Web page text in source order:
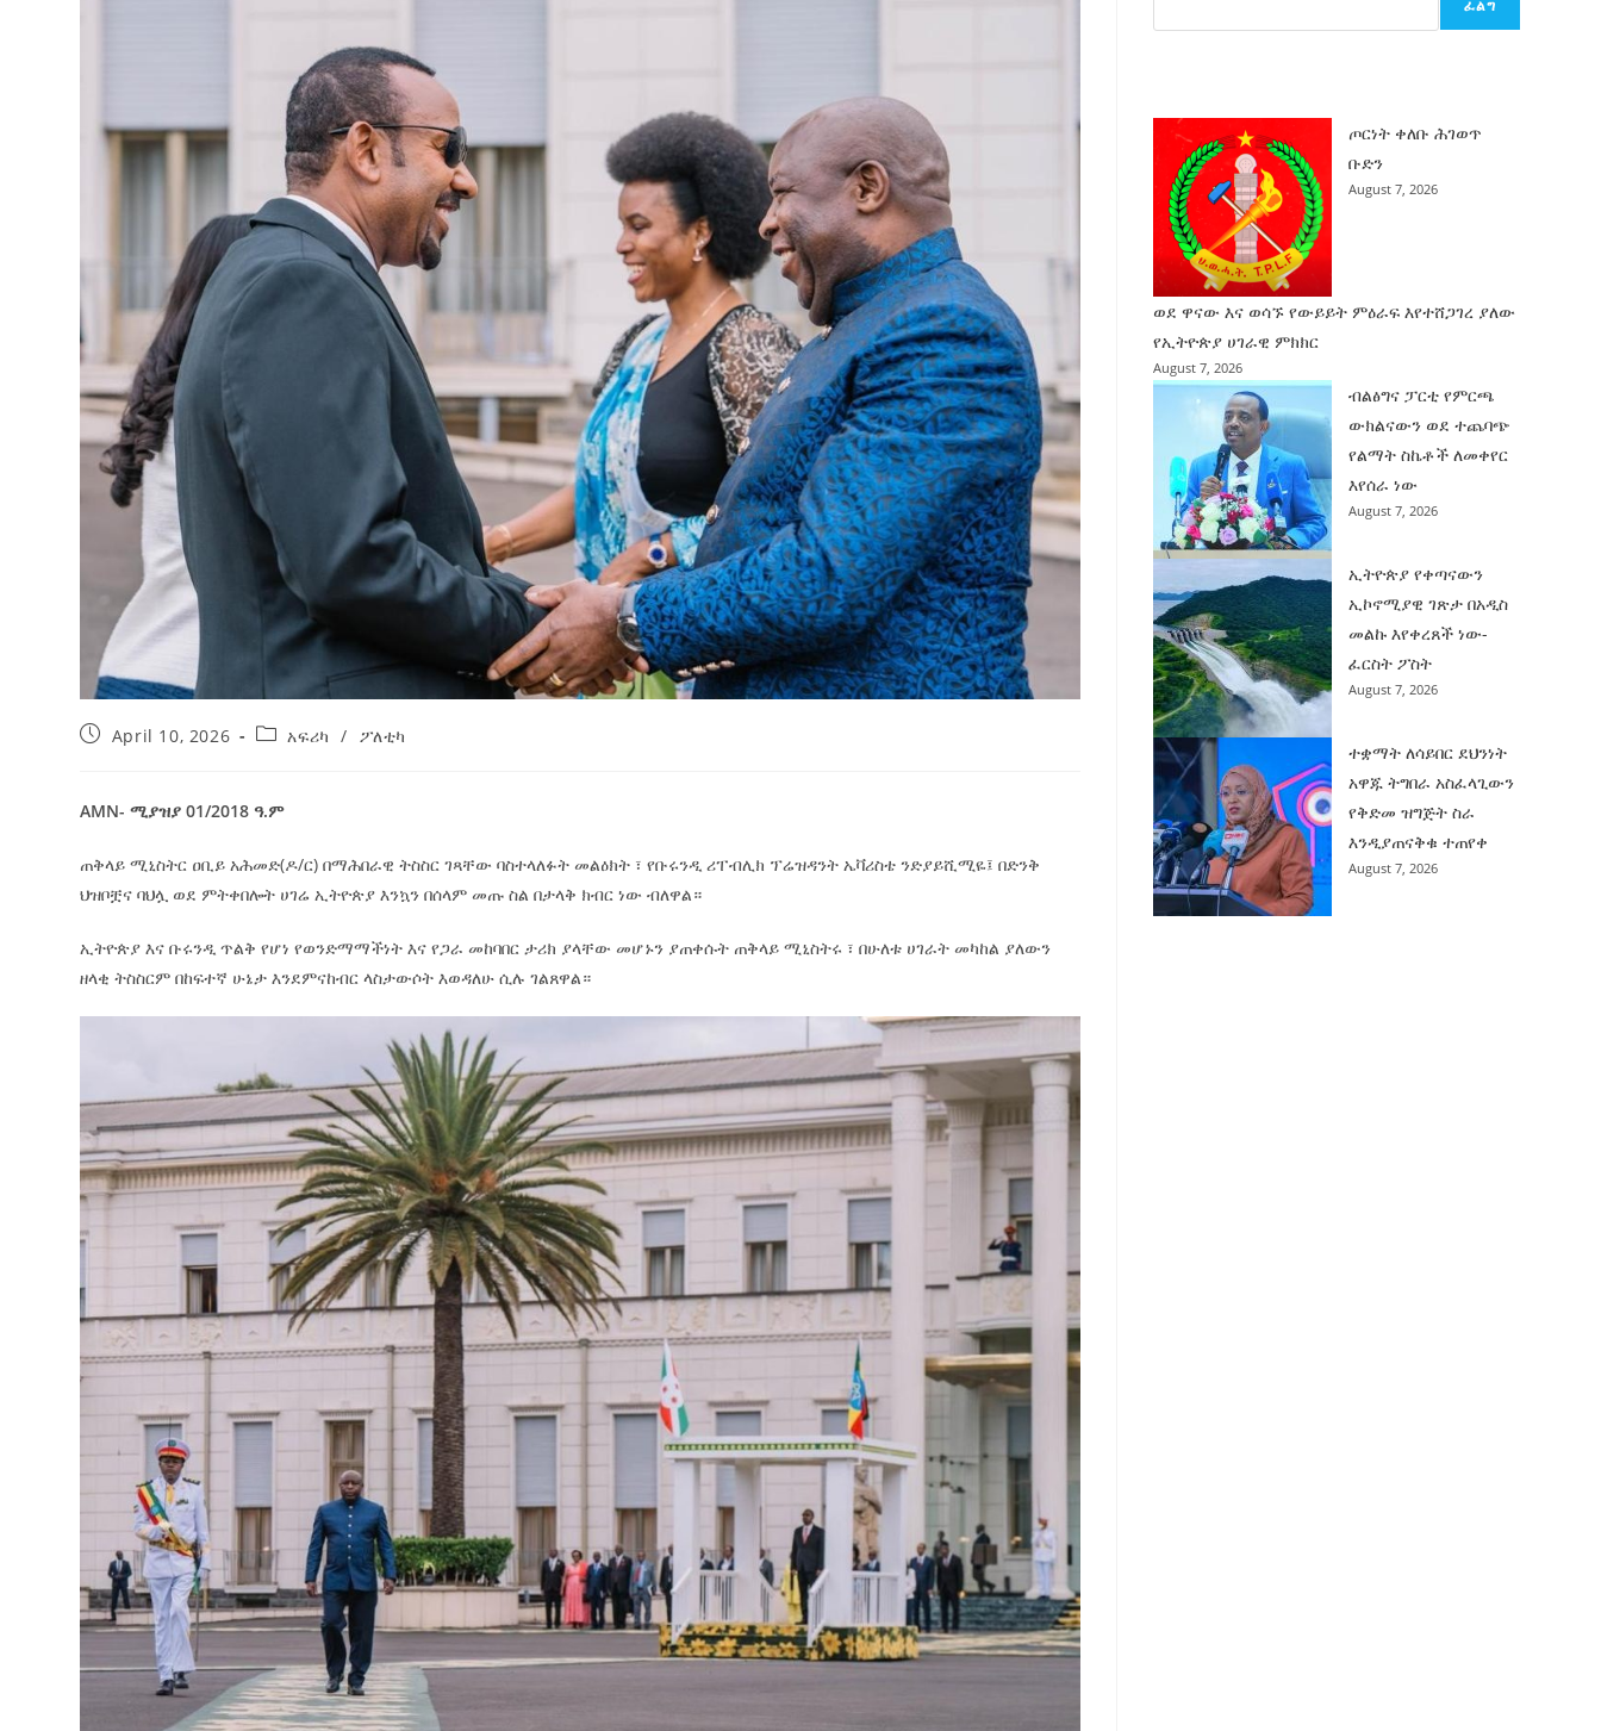
ብልፅግና ፓርቲ የምርጫ ውክልናውን ወደ
ተጨባጭ የልማት ስኬቶች ለመቀየር እየሰራ ነው
August 7, 2026
2ኛው የአዲስ ሚዲያ ኔትዎርክ አመራሮች እና
ሠራተኞች ስፖርት ፌስቲቫል በቴሌቪዥን ዘርፍ
አሸናፊነት ተጠናቀቀ
August 1, 2026
July 30, 2026ሃላፊነቱን እየተወጣ ይገኛል
AmnAdmin October 17, 2025
April 10, 2026 አፍሪካ / ፖለቲካ
AMN- ሚያዝያ 01/2018 ዓ.ም
ጠቅላይ ሚኒስትር ዐቢይ አሕመድ(ዶ/ር) በማሕበራዊ ትስስር ገጻቸው ባስተላለፉት መልዕክት ፣ የቡሩንዲ ሪፐብሊክ ፕሬዝዳንት ኤቫሪስቴ ንድያይሺሚዬ፤ በድንቅ
ህዝቦቿና ባህሏ ወደ ምትቀበሎት ሀገሬ ኢትዮጵያ እንኳን በሰላም መጡ ስል በታላቅ ክብር ነው ብለዋል።
ኢትዮጵያ እና ቡሩንዲ ጥልቅ የሆነ የወንድማማችነት እና የጋራ መከባበር ታሪክ ያላቸው መሆኑን ያጠቀሱት ጠቅላይ ሚኒስትሩ ፣ በሁለቱ ሀገራት መካከል ያለውን
ዘላቂ ትስስርም በከፍተኛ ሁኔታ እንደምናከብር ላስታውሶት እወዳለሁ ሲሉ ገልጸዋል።
ፈልግ
ጦርነት ቀለቡ ሕገወጥ
ቡድን
August 7, 2026
ወደ ዋናው እና ወሳኙ የውይይት ምዕራፍ እየተሸጋገረ ያለው
የኢትዮጵያ ሀገራዊ ምክክር
August 7, 2026
ብልፅግና ፓርቲ የምርጫ
ውክልናውን ወደ ተጨባጭ
የልማት ስኬቶች ለመቀየር
እየሰራ ነው
August 7, 2026
ኢትዮጵያ የቀጣናውን
ኢኮኖሚያዊ ገጽታ በአዲስ
መልኩ እየቀረጸች ነው-
ፈርስት ፖስት
August 7, 2026
ተቋማት ለሳይበር ደህንነት
አዋጁ ትግበራ አስፈላጊውን
የቅድመ ዝግጅት ስራ
እንዲያጠናቅቁ ተጠየቀ
August 7, 2026